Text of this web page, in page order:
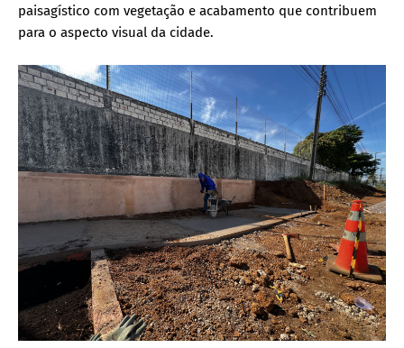
paisagístico com vegetação e acabamento que contribuem
para o aspecto visual da cidade.